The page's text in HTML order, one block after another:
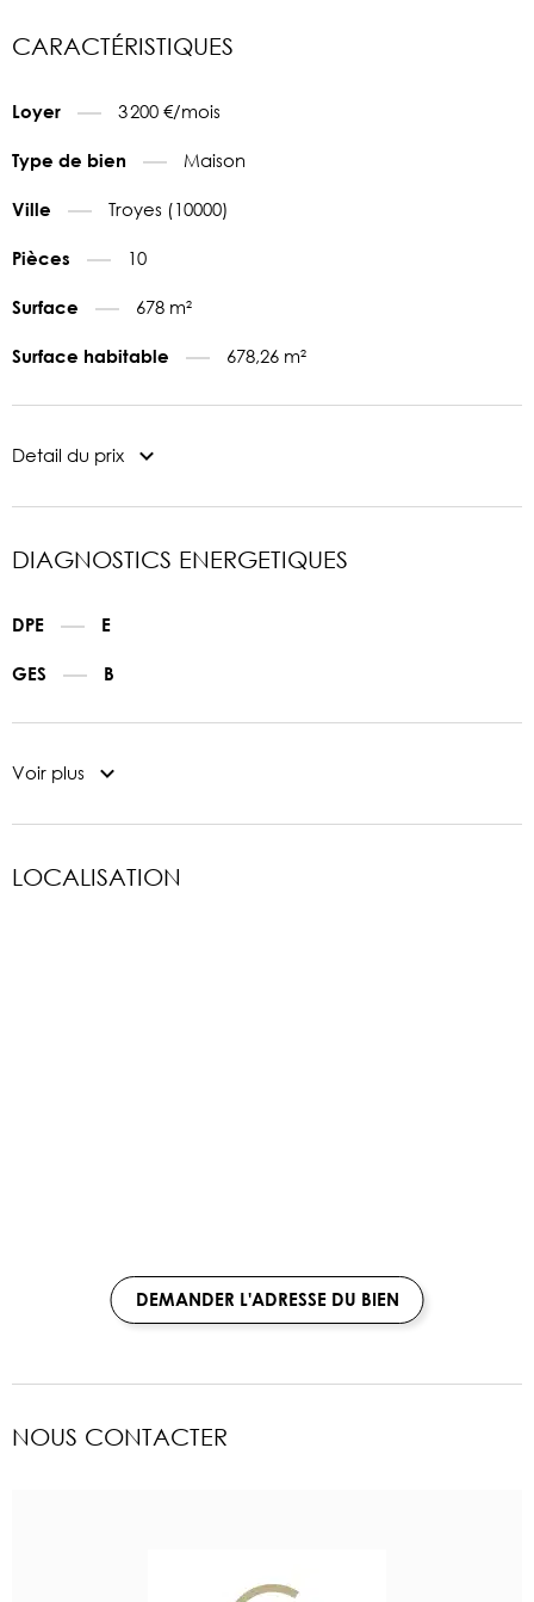
CARACTÉRISTIQUES
Loyer 3 200 €/mois
Type de bien Maison
Ville Troyes (10000)
Pièces 10
Surface 678 m²
Surface habitable 678,26 m²
Detail du prix
DIAGNOSTICS ENERGETIQUES
DPE E
GES B
Voir plus
LOCALISATION
DEMANDER L'ADRESSE DU BIEN
NOUS CONTACTER